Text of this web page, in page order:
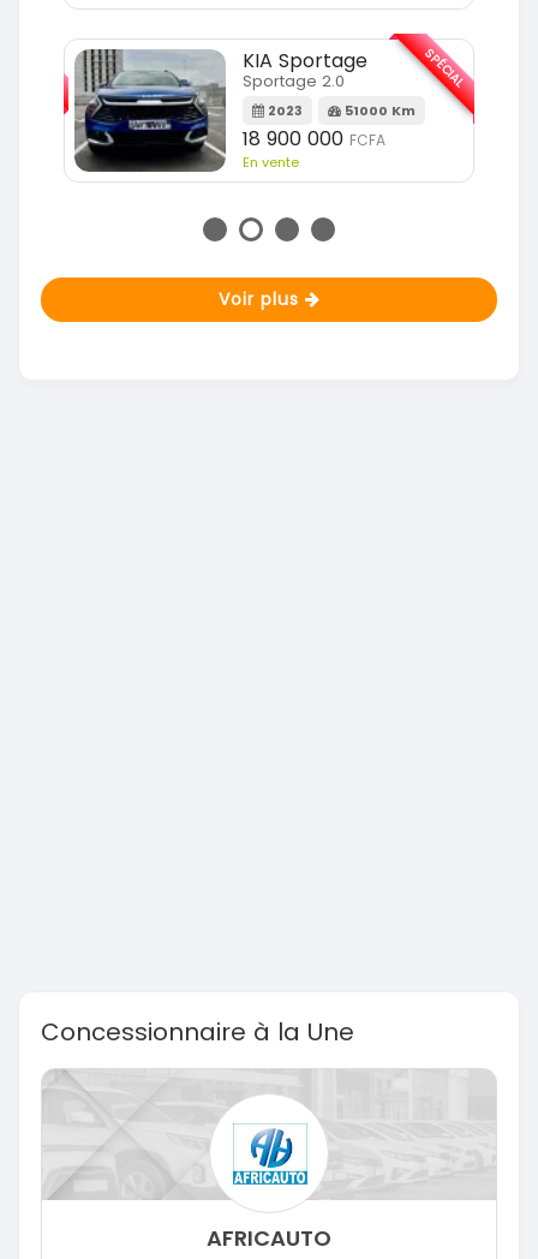
KIA Sportage
Sportage 2.0
2023 51000 Km
18 900 000 FCFA
En vente
SPÉCIAL
Voir plus
Concessionnaire à la Une
AFRICAUTO